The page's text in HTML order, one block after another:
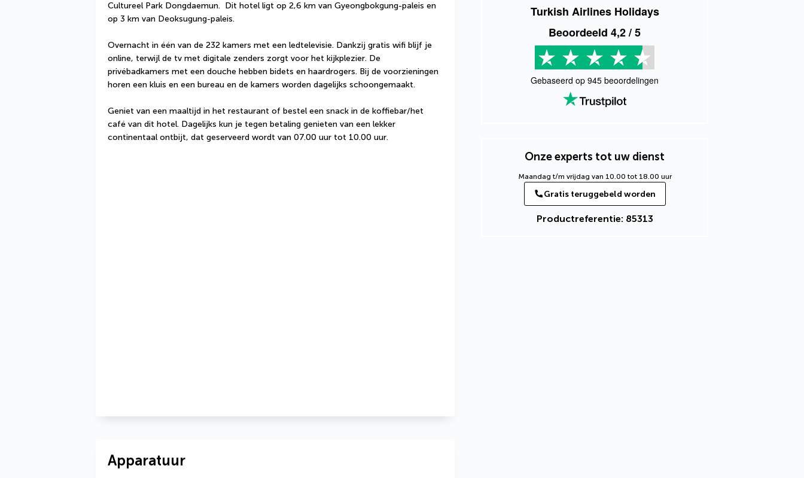
Turkish Airlines Holidays
Beoordeeld 4,2/ 5
Gebaseerd op 945 beoordelingen
Onze experts tot uw dienst
Maandag t/m vrijdag van 10.00 tot 18.00 uur
Gratis teruggebeld worden
Productreferentie: 85313
Cultureel Park Dongdaemun.  Dit hotel ligt op 2,6 km van Gyeongbokgung-paleis en
op 3 km van Deoksugung-paleis.
Overnacht in één van de 232 kamers met een ledtelevisie. Dankzij gratis wifi blijf je
online, terwijl de tv met digitale zenders zorgt voor het kijkplezier. De
privébadkamers met een douche hebben bidets en haardrogers. Bij de voorzieningen
horen een kluis en een bureau en de kamers worden dagelijks schoongemaakt.
Geniet van een maaltijd in het restaurant of bestel een snack in de koffiebar/het
café van dit hotel. Dagelijks kun je tegen betaling genieten van een lekker
continentaal ontbijt, dat geserveerd wordt van 07.00 uur tot 10.00 uur.
Apparatuur